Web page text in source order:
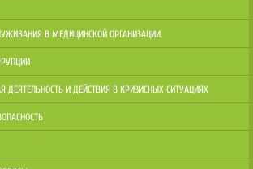
В МЕДИЦИНСКОЙ ОРГАНИЗАЦИИ.
ДЕЯТЕЛЬНОСТЬ И ДЕЙСТВИЯ В КРИЗИСНЫХ СИТУАЦИЯХ